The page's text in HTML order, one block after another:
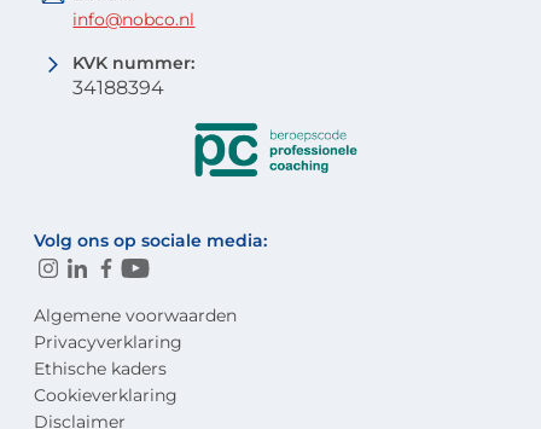
info@nobco.nl
KVK nummer:
34188394
Volg ons op sociale media:
Algemene voorwaarden
Privacyverklaring
Ethische kaders
Cookieverklaring
Disclaimer